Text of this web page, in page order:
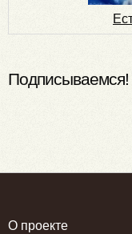
Подписываемся!
О проекте